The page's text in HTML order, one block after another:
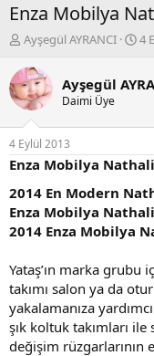
Enza Mobilya
K
n
b
u
y
u
b
a
ş
l
a
t
n
Ayşegül AYRANCI
B
l
ı
ç
a
r
i
i
4
Ayşegül
Daimi Üye
4 Eylül 2013
Enza Mobilya
2014 En Modern
Enza Mobilya
2014 Enza Mobilya
Yataş’ın marka
takımı salon ya da
yakalamanıza
şık koltuk takımları
değişim rüzgarlarının